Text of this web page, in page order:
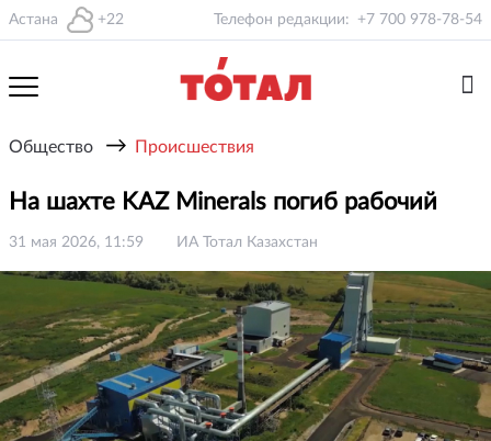
Астана +22 Телефон редакции: +7 700 978-78-54
Общество → Происшествия
На шахте KAZ Minerals погиб рабочий
31 мая 2026, 11:59 ИА Тотал Казахстан